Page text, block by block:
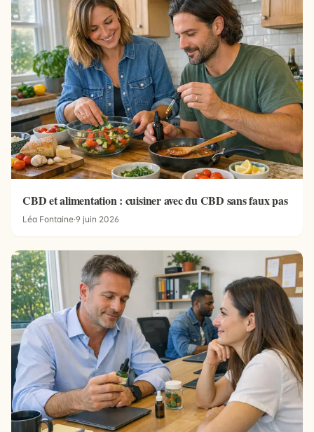
CBD et alimentation : cuisiner avec du CBD sans faux pas
Léa Fontaine·9 juin 2026